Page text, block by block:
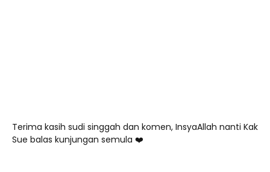
Terima kasih sudi singgah dan komen, InsyaAllah nanti Kak
Sue balas kunjungan semula ❤️